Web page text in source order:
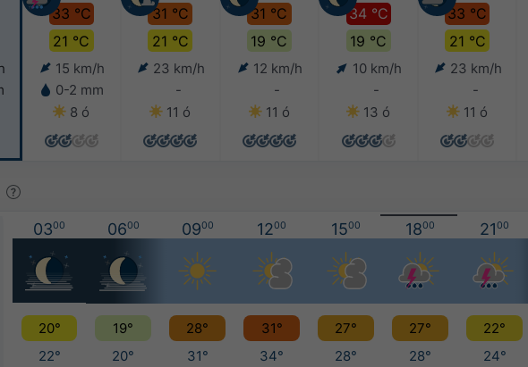
33 °C
21 °C
15 km/h
0-2 mm
8 ó
31 °C
21 °C
23 km/h
-
11 ó
31 °C
19 °C
12 km/h
-
11 ó
34 °C
19 °C
10 km/h
-
13 ó
33 °C
21 °C
23 km/h
-
11 ó
0300 0600 0900 1200 1500 1800 2100
20° 19° 28° 31° 27° 27°
22°
22° 20° 31° 34° 28° 28° 24°